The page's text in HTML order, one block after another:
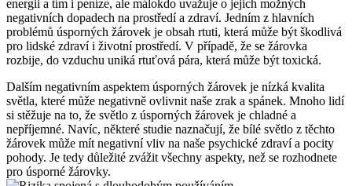
energii a tím i peníze, ale málokdo uvažuje o jejich možných
negativních dopadech na prostředí a zdraví. Jedním z hlavních
⁣problémů úsporných žárovek je obsah rtuti, ‍která může být škodlivá
pro lidské zdraví i životní prostředí. V případě,⁤ že se žárovka
rozbije, do vzduchu uniká rtuťová pára, která může být toxická.
Dalším negativním aspektem ​úsporných žárovek je⁢ nízká kvalita
světla, které může negativně ovlivnit naše zrak a ‍spánek. Mnoho lidí
si stěžuje na to, ‍že světlo z úsporných žárovek je chladné a
nepříjemné. Navíc, některé studie naznačují, že bílé světlo ​z ⁣těchto
žárovek může mít negativní vliv ⁤na naše psychické zdraví ⁤a‍ pocity
pohody. Je tedy důležité zvážit všechny aspekty, ​než se rozhodnete
pro úsporné ⁤žárovky.